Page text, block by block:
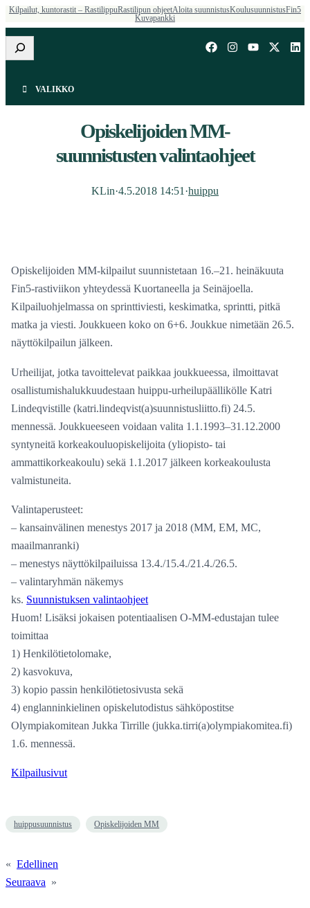
Kilpailut, kuntorastit – RastilippuRastilipun ohjeetAloita suunnistusKoulusuunnistusFin5
Kuvapankki
Etsi
VALIKKO
Opiskelijoiden MM-
suunnistusten valintaohjeet
KLin·4.5.2018 14:51 ·huippu
Opiskelijoiden MM-kilpailut suunnistetaan 16.–21. heinäkuuta
Fin5-rastiviikon yhteydessä Kuortaneella ja Seinäjoella.
Kilpailuohjelmassa on sprinttiviesti, keskimatka, sprintti, pitkä
matka ja viesti. Joukkueen koko on 6+6. Joukkue nimetään 26.5.
näyttökilpailun jälkeen.
Urheilijat, jotka tavoittelevat paikkaa joukkueessa, ilmoittavat
osallistumishalukkuudestaan huippu-urheilupäällikölle Katri
Lindeqvistille (katri.lindeqvist(a)suunnistusliitto.fi) 24.5.
mennessä. Joukkueeseen voidaan valita 1.1.1993–31.12.2000
syntyneitä korkeakouluopiskelijoita (yliopisto- tai
ammattikorkeakoulu) sekä 1.1.2017 jälkeen korkeakoulusta
valmistuneita.
Valintaperusteet:
– kansainvälinen menestys 2017 ja 2018 (MM, EM, MC,
maailmanranki)
– menestys näyttökilpailuissa 13.4./15.4./21.4./26.5.
– valintaryhmän näkemys
ks. Suunnistuksen valintaohjeet
Huom! Lisäksi jokaisen potentiaalisen O-MM-edustajan tulee
toimittaa
1) Henkilötietolomake,
2) kasvokuva,
3) kopio passin henkilötietosivusta sekä
4) englanninkielinen opiskelutodistus sähköpostitse
Olympiakomitean Jukka Tirrille (jukka.tirri(a)olympiakomitea.fi)
1.6. mennessä.
Kilpailusivut
huippusuunnistus Opiskelijoiden MM
« Edellinen
Seuraava »